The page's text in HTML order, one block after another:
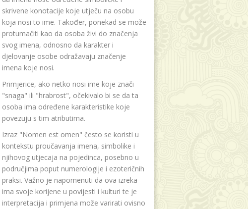
skrivene konotacije koje utječu na osobu
koja nosi to ime. Također, ponekad se može
protumačiti kao da osoba živi do značenja
svog imena, odnosno da karakter i
djelovanje osobe odražavaju značenje
imena koje nosi.
Primjerice, ako netko nosi ime koje znači
"snaga" ili "hrabrost", očekivalo bi se da ta
osoba ima određene karakteristike koje
povezuju s tim atributima.
Izraz "Nomen est omen" često se koristi u
kontekstu proučavanja imena, simbolike i
njihovog utjecaja na pojedinca, posebno u
područjima poput numerologije i ezoteričnih
praksi. Važno je napomenuti da ova izreka
ima svoje korijene u povijesti i kulturi te je
interpretacija i primjena može varirati ovisno